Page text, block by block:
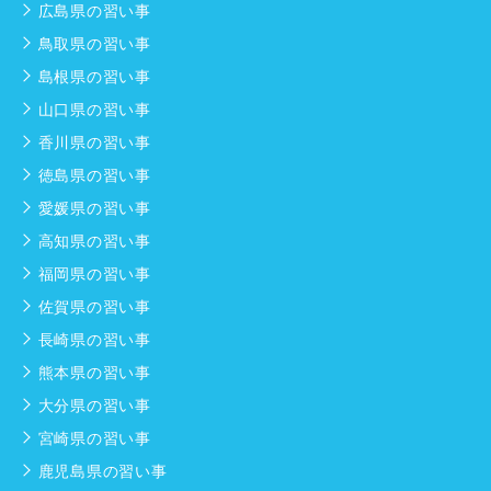
広島県の習い事
鳥取県の習い事
島根県の習い事
山口県の習い事
香川県の習い事
徳島県の習い事
愛媛県の習い事
高知県の習い事
福岡県の習い事
佐賀県の習い事
長崎県の習い事
熊本県の習い事
大分県の習い事
宮崎県の習い事
鹿児島県の習い事